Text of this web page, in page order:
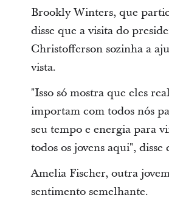
Brookly Winters, que
disse que a visita do
Christofferson sozinha a
vista.
"Isso só mostra que eles
importam com todos nós
seu tempo e energia para
todos os jovens aqui", disse
Amelia Fischer, outra
sentimento semelhante.